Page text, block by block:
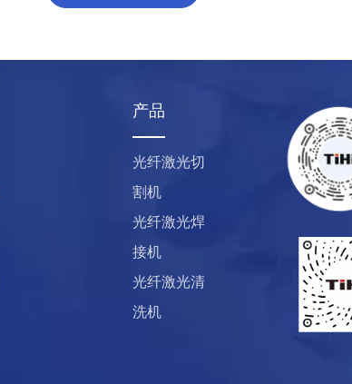
产品
光纤激光切
割机
光纤激光焊
接机
光纤激光清
洗机